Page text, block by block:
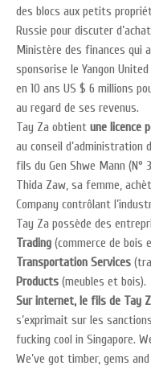
des blocs aux petits
Russie pour discuter
Ministère des finances qui
sponsorise le Yangon
en 10 ans US $ 6 millions
au regard de ses revenus.
Tay Za obtient une licence
au conseil d’administration
fils du Gen Shwe Mann (N°
Thida Zaw, sa femme,
Company contrôlant
Tay Za possède des
Trading (commerce de bois
Transportation Services
Products (meubles et bois).
Sur internet, le fils de Tay
s’exprimait sur les
fucking cool in Singapore.
We’ve got timber, gems